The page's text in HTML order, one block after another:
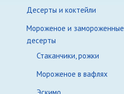
Десерты и коктейли
Мороженое и замороженные
десерты
Стаканчики, рожки
Мороженое в вафлях